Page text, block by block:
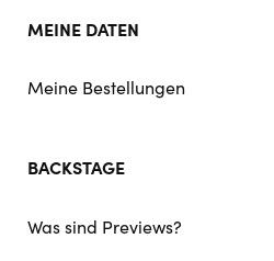
MEINE DATEN
Meine Bestellungen
BACKSTAGE
Was sind Previews?